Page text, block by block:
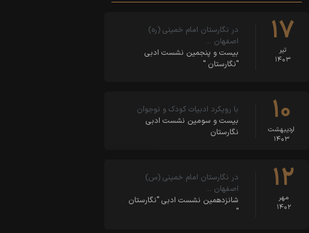
۱۷
تیر
۱۴۰۳
در نگارستان امام خمینی (ره)
اصفهان …
بیست و پنجمین نشست ادبی
"نگارستان "
۱۰
اردیبهشت
۱۴۰۳
با رویکرد ادبیات کودک و نوجوان
بیست و سومین نشست ادبی
نگارستان
۱۲
مهر
۱۴۰۲
در نگارستان امام خمینی (س)
اصفهان …
شانزدهمین نشست ادبی "نگارستان
"